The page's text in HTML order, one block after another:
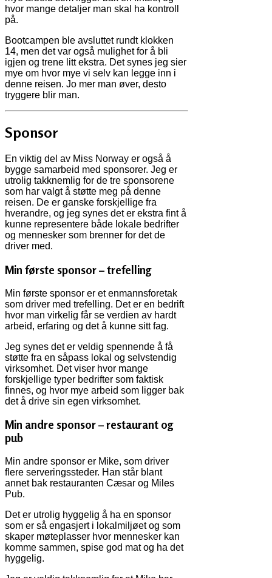
hvor mange detaljer man skal ha kontroll
på.
Bootcampen ble avsluttet rundt klokken
14, men det var også mulighet for å bli
igjen og trene litt ekstra. Det synes jeg sier
mye om hvor mye vi selv kan legge inn i
denne reisen. Jo mer man øver, desto
tryggere blir man.
Sponsor
En viktig del av Miss Norway er også å
bygge samarbeid med sponsorer. Jeg er
utrolig takknemlig for de tre sponsorene
som har valgt å støtte meg på denne
reisen. De er ganske forskjellige fra
hverandre, og jeg synes det er ekstra fint å
kunne representere både lokale bedrifter
og mennesker som brenner for det de
driver med.
Min første sponsor – trefelling
Min første sponsor er et enmannsforetak
som driver med trefelling. Det er en bedrift
hvor man virkelig får se verdien av hardt
arbeid, erfaring og det å kunne sitt fag.
Jeg synes det er veldig spennende å få
støtte fra en såpass lokal og selvstendig
virksomhet. Det viser hvor mange
forskjellige typer bedrifter som faktisk
finnes, og hvor mye arbeid som ligger bak
det å drive sin egen virksomhet.
Min andre sponsor – restaurant og
pub
Min andre sponsor er Mike, som driver
flere serveringssteder. Han står blant
annet bak restauranten Cæsar og Miles
Pub.
Det er utrolig hyggelig å ha en sponsor
som er så engasjert i lokalmiljøet og som
skaper møteplasser hvor mennesker kan
komme sammen, spise god mat og ha det
hyggelig.